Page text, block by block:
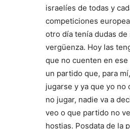
israelíes de todas y
competiciones
otro día tenía dudas
vergüenza. Hoy las
que no cuenten en
un partido que, para
jugarse y ya que yo no
no jugar, nadie va a
veo o que partido no
hostias. Posdata de la